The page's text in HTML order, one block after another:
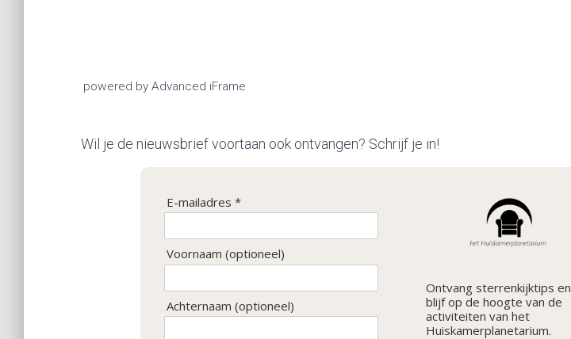
powered by Advanced iFrame
Wil je de nieuwsbrief voortaan ook ontvangen? Schrijf je in!
E-mailadres *
Voornaam (optioneel)
Achternaam (optioneel)
Ontvang sterrenkijktips en
blijf op de hoogte van de
activiteiten van het
Huiskamerplanetarium.